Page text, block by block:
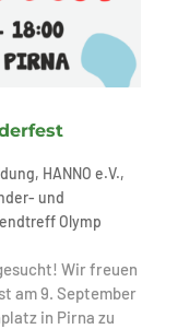
, HANNO e.V.,
und
Olymp
Wir freuen
am 9. September
in Pirna zu